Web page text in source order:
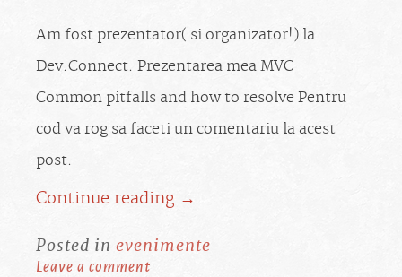
Am fost prezentator( si organizator!) la
Dev.Connect. Prezentarea mea MVC –
Common pitfalls and how to resolve Pentru
cod va rog sa faceti un comentariu la acest
post.
Continue reading →
Posted in evenimente
Leave a comment